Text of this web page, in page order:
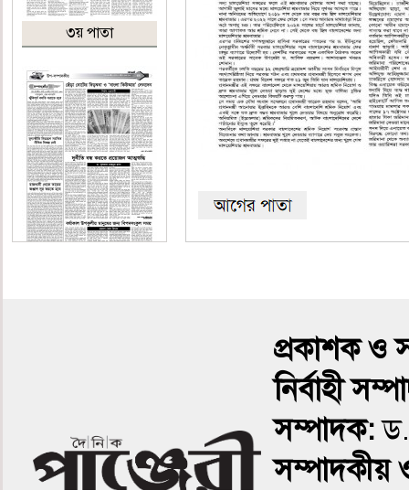
৩য় পাতা
প্রকাশক ও
নির্বাহী
সম্পাদক:
সম্পাদকীয়